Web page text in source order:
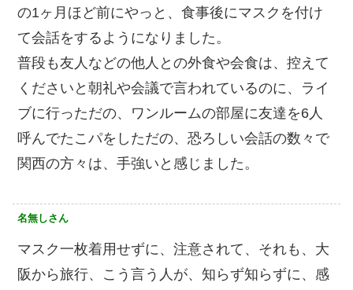
の1ヶ月ほど前にやっと、食事後にマスクを付け
て会話をするようになりました。
普段も友人などの他人との外食や会食は、控えて
くださいと朝礼や会議で言われているのに、ライ
ブに行っただの、ワンルームの部屋に友達を6人
呼んでたこパをしただの、恐ろしい会話の数々で
関西の方々は、手強いと感じました。
名無しさん
マスク一枚着用せずに、注意されて、それも、大
阪から旅行、こう言う人が、知らず知らずに、感